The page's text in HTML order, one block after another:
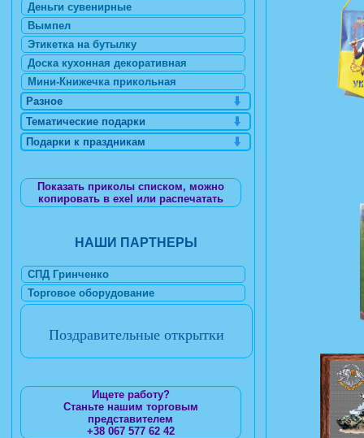
Деньги сувенирные
Вымпел
Этикетка на бутылку
Доска кухонная декоративная
Мини-Книжечка прикольная
Разное
Тематические подарки
Подарки к праздникам
Показать приколы списком, можно
копировать в exel или распечатать
НАШИ ПАРТНЕРЫ
СПД Гринченко
Торговое оборудование
Поздравительные открытки
Ищете работу?
Станьте нашим торговым
представителем
+38 067 577 62 42